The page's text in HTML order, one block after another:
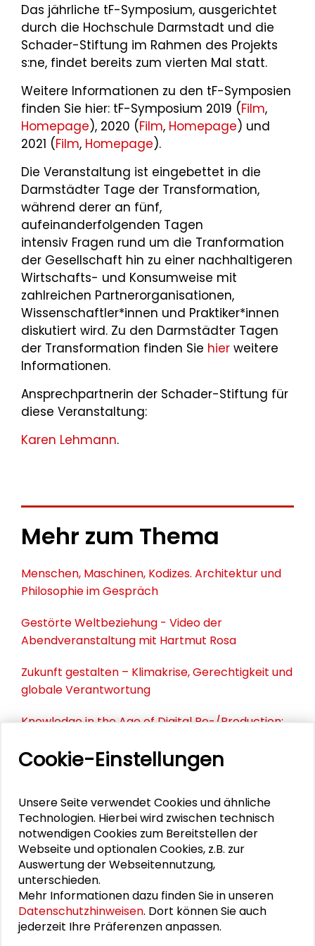
Das jährliche tF-Symposium, ausgerichtet
durch die Hochschule Darmstadt und die
Schader-Stiftung im Rahmen des Projekts
s:ne, findet bereits zum vierten Mal statt.
Weitere Informationen zu den tF-Symposien
finden Sie hier: tF-Symposium 2019 (Film,
Homepage), 2020 (Film, Homepage) und
2021 (Film, Homepage).
Die Veranstaltung ist eingebettet in die
Darmstädter Tage der Transformation,
während derer an fünf,
aufeinanderfolgenden Tagen
intensiv Fragen rund um die Tranformation
der Gesellschaft hin zu einer nachhaltigeren
Wirtschafts- und Konsumweise mit
zahlreichen Partnerorganisationen,
Wissenschaftler*innen und Praktiker*innen
diskutiert wird. Zu den Darmstädter Tagen
der Transformation finden Sie hier weitere
Informationen.
Ansprechpartnerin der Schader-Stiftung für
diese Veranstaltung:
Karen Lehmann.
Mehr zum Thema
Menschen, Maschinen, Kodizes. Architektur und
Philosophie im Gespräch
Gestörte Weltbeziehung - Video der
Abendveranstaltung mit Hartmut Rosa
Zukunft gestalten – Klimakrise, Gerechtigkeit und
globale Verantwortung
Knowledge in the Age of Digital Re-/Production:
AI, Authorship and Human Creativity in Education,
DOWNLOADS
Call for Contributions | tF-Symposium 2022
Erläuterung zu den Fragen des Calls | tF-
Symposium 2022
Cookie-Einstellungen
Unsere Seite verwendet Cookies und ähnliche
Technologien. Hierbei wird zwischen technisch
notwendigen Cookies zum Bereitstellen der
Webseite und optionalen Cookies, z.B. zur
Auswertung der Webseitennutzung,
unterschieden.
Mehr Informationen dazu finden Sie in unseren
Datenschutzhinweisen. Dort können Sie auch
jederzeit Ihre Präferenzen anpassen.